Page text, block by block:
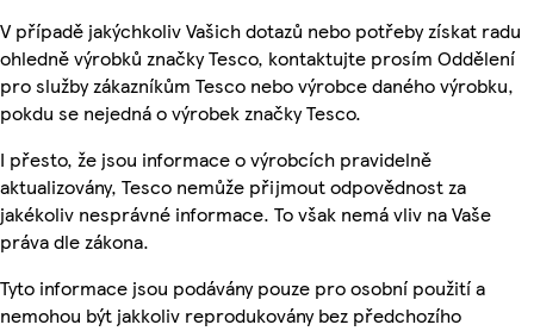
V případě jakýchkoliv Vašich dotazů nebo potřeby získat radu
ohledně výrobků značky Tesco, kontaktujte prosím Oddělení
pro služby zákazníkům Tesco nebo výrobce daného výrobku,
pokdu se nejedná o výrobek značky Tesco.
I přesto, že jsou informace o výrobcích pravidelně
aktualizovány, Tesco nemůže přijmout odpovědnost za
jakékoliv nesprávné informace. To však nemá vliv na Vaše
práva dle zákona.
Tyto informace jsou podávány pouze pro osobní použití a
nemohou být jakkoliv reprodukovány bez předchozího